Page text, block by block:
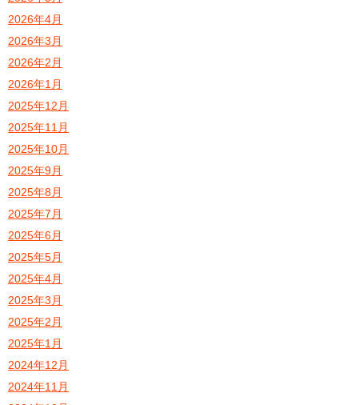
2026年4月
2026年3月
2026年2月
2026年1月
2025年12月
2025年11月
2025年10月
2025年9月
2025年8月
2025年7月
2025年6月
2025年5月
2025年4月
2025年3月
2025年2月
2025年1月
2024年12月
2024年11月